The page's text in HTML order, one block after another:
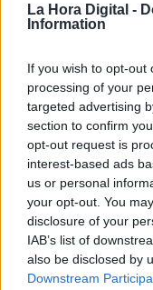
La Hora Digital -
Information
If you wish to opt-out
processing of your
targeted advertising
section to confirm
opt-out request is
interest-based ads
us or personal
your opt-out. You
disclosure of your
IAB’s list of
also be disclosed by
Downstream
bolsillos de los
la mano derecha y
al victimismo, sino
Autonomías una
territorio, gobierne
Ahora que
en marcha las
países del Sur y
acuerdo para
la reconstrucción
27 países pueden
Sur, vecina de la
España,esta
los
ultraliberales la